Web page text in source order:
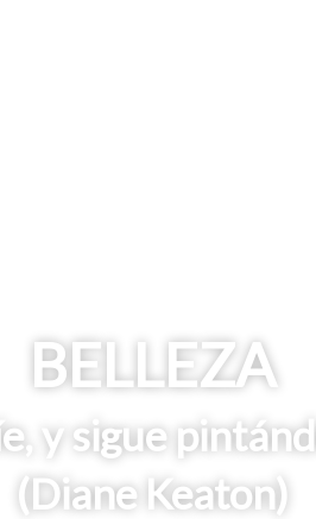
BELLEZA
y sigue
(Diane Keaton)